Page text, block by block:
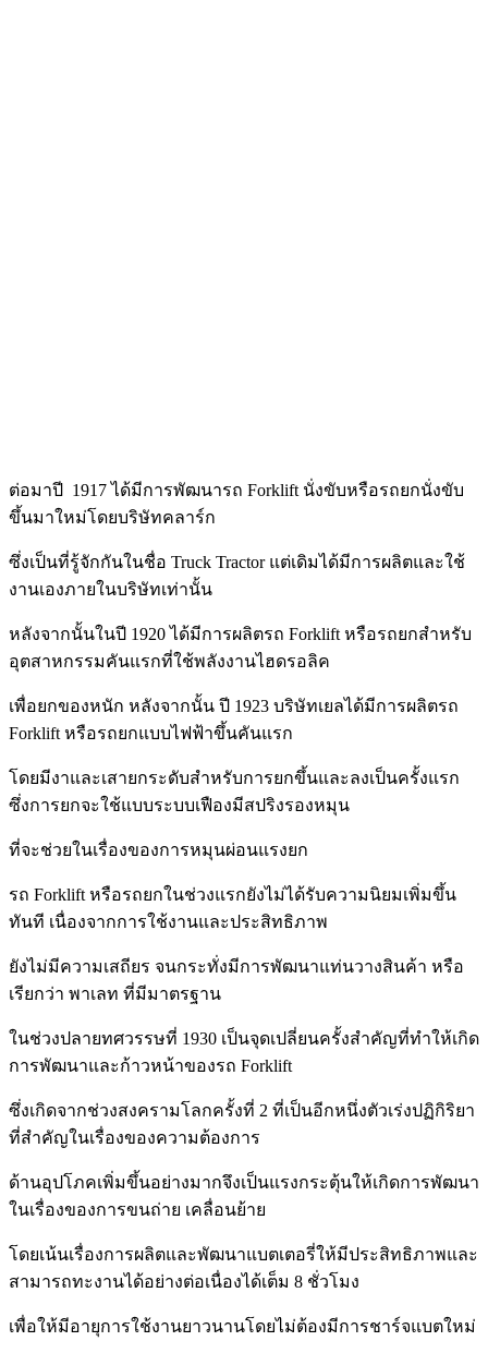
ต่อมาปี 1917 ได้มีการพัฒนารถ Forklift นั่งขับหรือรถยกนั่งขับ
ขึ้นมาใหม่โดยบริษัทคลาร์ก
ซึ่งเป็นที่รู้จักกันในชื่อ Truck Tractor แต่เดิมได้มีการผลิตและใช้
งานเองภายในบริษัทเท่านั้น
หลังจากนั้นในปี 1920 ได้มีการผลิตรถ Forklift หรือรถยกสำหรับ
อุตสาหกรรมคันแรกที่ใช้พลังงานไฮดรอลิค
เพื่อยกของหนัก หลังจากนั้น ปี 1923 บริษัทเยลได้มีการผลิตรถ
Forklift หรือรถยกแบบไฟฟ้าขึ้นคันแรก
โดยมีงาและเสายกระดับสำหรับการยกขึ้นและลงเป็นครั้งแรก
ซึ่งการยกจะใช้แบบระบบเฟืองมีสปริงรองหมุน
ที่จะช่วยในเรื่องของการหมุนผ่อนแรงยก
รถ Forklift หรือรถยกในช่วงแรกยังไม่ได้รับความนิยมเพิ่มขึ้น
ทันที เนื่องจากการใช้งานและประสิทธิภาพ
ยังไม่มีความเสถียร จนกระทั่งมีการพัฒนาแท่นวางสินค้า หรือ
เรียกว่า พาเลท ที่มีมาตรฐาน
ในช่วงปลายทศวรรษที่ 1930 เป็นจุดเปลี่ยนครั้งสำคัญที่ทำให้เกิด
การพัฒนาและก้าวหน้าของรถ Forklift
ซึ่งเกิดจากช่วงสงครามโลกครั้งที่ 2 ที่เป็นอีกหนึ่งตัวเร่งปฏิกิริยา
ที่สำคัญในเรื่องของความต้องการ
ด้านอุปโภคเพิ่มขึ้นอย่างมากจึงเป็นแรงกระตุ้นให้เกิดการพัฒนา
ในเรื่องของการขนถ่าย เคลื่อนย้าย
โดยเน้นเรื่องการผลิตและพัฒนาแบตเตอรี่ให้มีประสิทธิภาพและ
สามารถทะงานได้อย่างต่อเนื่องได้เต็ม 8 ชั่วโมง
เพื่อให้มีอายุการใช้งานยาวนานโดยไม่ต้องมีการชาร์จแบตใหม่